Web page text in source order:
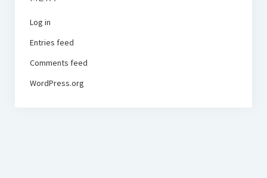
Log in
Entries feed
Comments feed
WordPress.org